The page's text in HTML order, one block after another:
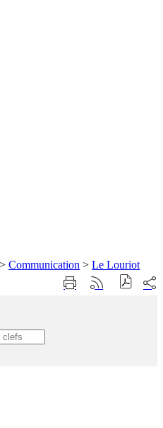
> Communication > Le Louriot
ImprimerGénérer
sur